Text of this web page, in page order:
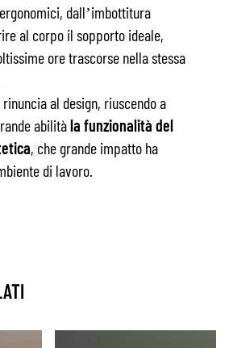
dall’imbottitura
al corpo il sopporto ideale,
ore trascorse nella stessa
al design, riuscendo a
abilitàla funzionalità del
, che grande impatto ha
di lavoro.